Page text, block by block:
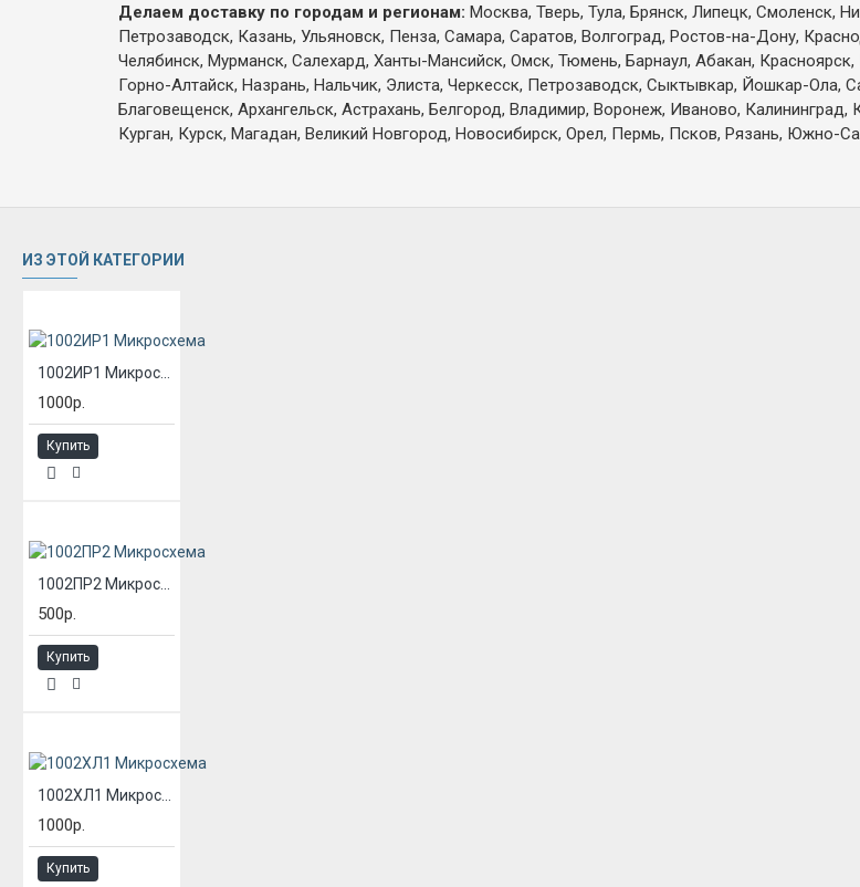
Делаем доставку по городам и регионам: Москва, Тверь, Тула, Брянск, Липецк, Смоленск,
Петрозаводск, Казань, Ульяновск, Пенза, Самара, Саратов, Волгоград, Ростов-на-Дону,
Челябинск, Мурманск, Салехард, Ханты-Мансийск, Омск, Тюмень, Барнаул, Абакан,
Горно-Алтайск, Назрань, Нальчик, Элиста, Черкесск, Петрозаводск, Сыктывкар, Йошкар-Ола,
Благовещенск, Архангельск, Астрахань, Белгород, Владимир, Воронеж, Иваново,
Курган, Курск, Магадан, Великий Новгород, Новосибирск, Орел, Пермь, Псков, Рязань, Южно-
ИЗ ЭТОЙ КАТЕГОРИИ
1000р.
Купить
500р.
Купить
1000р.
Купить